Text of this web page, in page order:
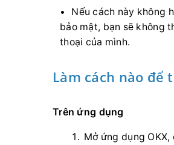
Nếu cách này không
bảo mật, bạn sẽ không
thoại của mình.
Làm cách nào để
Trên ứng dụng
Mở ứng dụng